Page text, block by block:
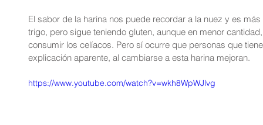
El sabor de la harina nos puede recordar a la nuez y es
trigo, pero sigue teniendo gluten, aunque en menor
consumir los celíacos. Pero sí ocurre que personas que
explicación aparente, al cambiarse a esta harina mejoran.
https://www.youtube.com/watch?v=wkh8WpWJlvg